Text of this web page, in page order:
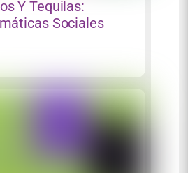
Y Tequilas:
Sociales